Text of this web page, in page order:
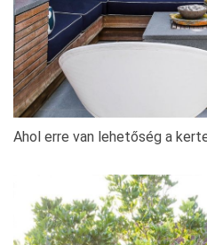
Ahol erre van lehetőség a